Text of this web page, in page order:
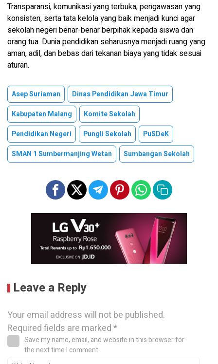
Transparansi, komunikasi yang terbuka, pengawasan yang
konsisten, serta tata kelola yang baik menjadi kunci agar
sekolah negeri benar-benar berpihak kepada siswa dan
orang tua. Dunia pendidikan seharusnya menjadi ruang yang
aman, adil, dan bebas dari tekanan biaya yang tidak sesuai
aturan.
Asep Suriaman
Dinas Pendidikan Jawa Timur
Kabupaten Malang
Komite Sekolah
Pendidikan Negeri
Pungli Sekolah
PuSDeK
SMAN 1 Sumbermanjing Wetan
Sumbangan Sekolah
Leave a Reply
Your email address will not be published.
Required fields are marked*
Save my name, email, and website in this browser for
the next time I comment.